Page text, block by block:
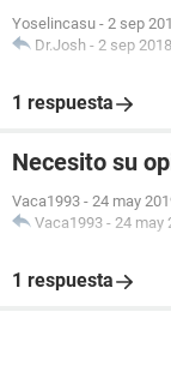
Yoselincasu - 2 sep
Dr.Josh - 2 sep
1 respuesta
Necesito su
Vaca1993 - 24 may
Vaca1993 - 24 may
1 respuesta